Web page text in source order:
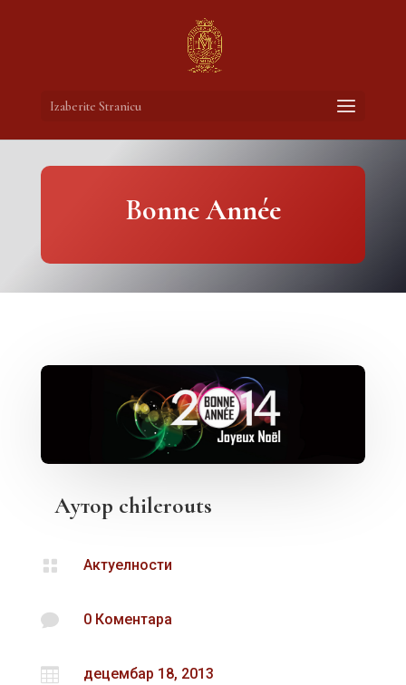
Izaberite Stranicu
Bonne Année
Аутор chilerouts
 Актуелности
 0 Коментара
 децембар 18, 2013